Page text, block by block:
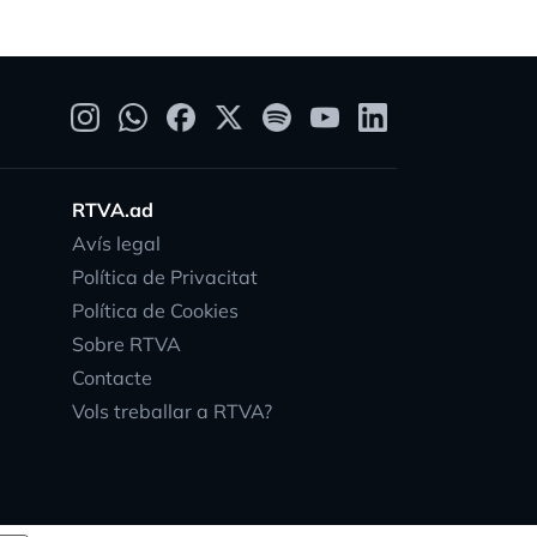
RTVA.ad
Avís legal
Política de Privacitat
Política de Cookies
Sobre RTVA
Contacte
Vols treballar a RTVA?